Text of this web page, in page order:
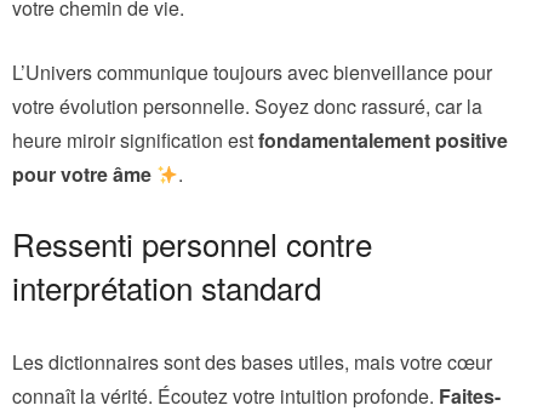
votre chemin de vie.
L’Univers communique toujours avec bienveillance pour
votre évolution personnelle. Soyez donc rassuré, car la
heure miroir signification estfondamentalement positive
pour votre âme
.
Ressenti personnel contre
interprétation standard
Les dictionnaires sont des bases utiles, mais votre cœur
connaît la vérité. Écoutez votre intuition profonde. Faites-